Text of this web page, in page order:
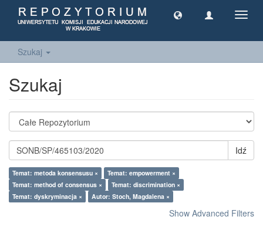
Szukaj
Szukaj
Idź
Temat: metoda konsensusu ×
Temat: empowerment ×
Temat: method of consensus ×
Temat: discrimination ×
Temat: dyskryminacja ×
Autor: Stoch, Magdalena ×
Show Advanced Filters